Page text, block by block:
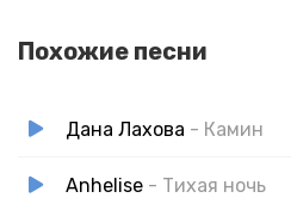
Похожие песни
Дана Лахова - Камин
Anhelise - Тихая ночь